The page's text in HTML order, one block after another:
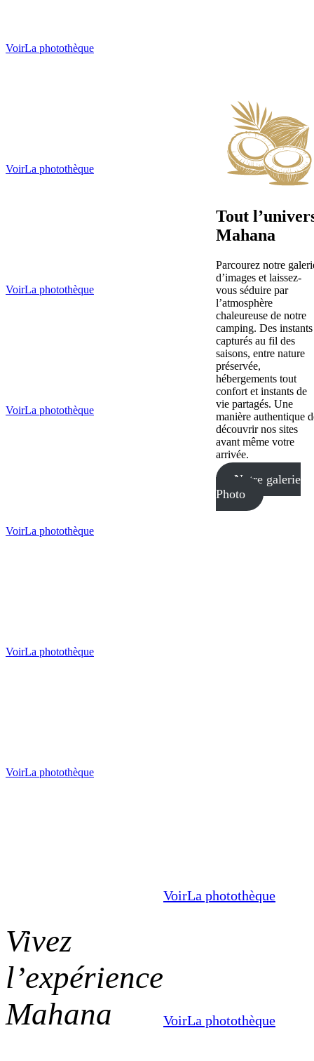
VoirLa photothèque
VoirLa photothèque
VoirLa photothèque
VoirLa photothèque
VoirLa photothèque
VoirLa photothèque
VoirLa photothèque
Tout
Mahana
Parcourez notre
d’images et laissez-
vous séduire par
l’atmosphère
chaleureuse de notre
camping. Des instants
capturés au fil des
saisons, entre nature
préservée,
hébergements tout
confort et instants de
vie partagés. Une
manière authentique
découvrir nos sites
avant même votre
arrivée.
Notre galerie
Photo
Vivez
l’expérience
Mahana
VoirLa photothèque
VoirLa photothèque